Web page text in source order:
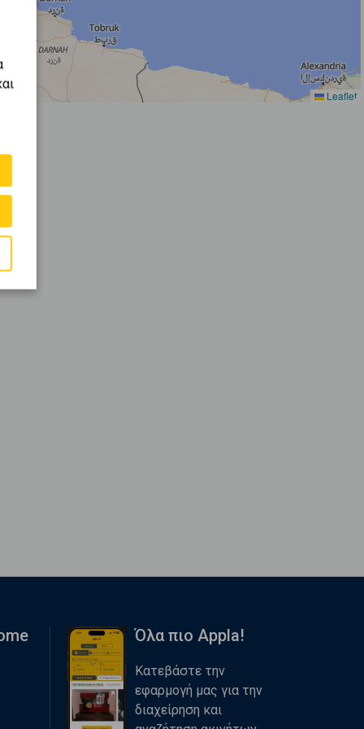
Leaflet
Όλα πιο Appla!
Κατεβάστε την
εφαρμογή μας για την
διαχείρηση και